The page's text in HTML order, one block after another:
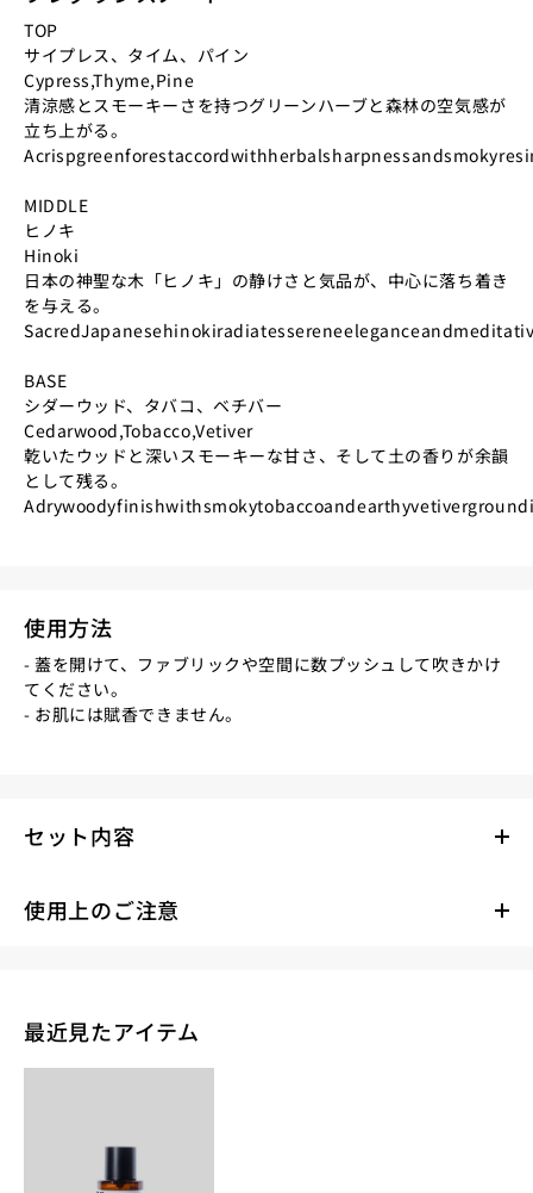
TOP
サイプレス、タイム、パイン
Cypress,Thyme,Pine
清涼感とスモーキーさを持つグリーンハーブと森林の空気感が
立ち上がる。
MIDDLE
ヒノキ
Hinoki
日本の神聖な木「ヒノキ」の静けさと気品が、中心に落ち着き
を与える。
BASE
シダーウッド、タバコ、ベチバー
Cedarwood,Tobacco,Vetiver
乾いたウッドと深いスモーキーな甘さ、そして土の香りが余韻
として残る。
使用方法
- 蓋を開けて、ファブリックや空間に数プッシュして吹きかけ
てください。
- お肌には賦香できません。
セット内容
使用上のご注意
最近見たアイテム